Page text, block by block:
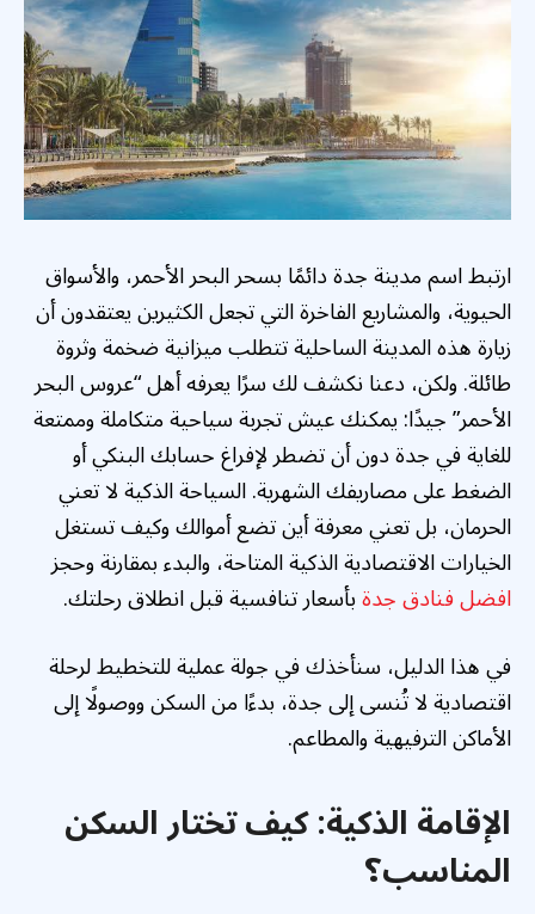
ارتبط اسم مدينة جدة دائمًا بسحر البحر الأحمر، والأسواق
الحيوية، والمشاريع الفاخرة التي تجعل الكثيرين يعتقدون أن
زيارة هذه المدينة الساحلية تتطلب ميزانية ضخمة وثروة
طائلة. ولكن، دعنا نكشف لك سرًا يعرفه أهل “عروس البحر
الأحمر” جيدًا: يمكنك عيش تجربة سياحية متكاملة وممتعة
للغاية في جدة دون أن تضطر لإفراغ حسابك البنكي أو
الضغط على مصاريفك الشهرية. السياحة الذكية لا تعني
الحرمان، بل تعني معرفة أين تضع أموالك وكيف تستغل
الخيارات الاقتصادية الذكية المتاحة، والبدء بمقارنة وحجز
افضل فنادق جدةبأسعار تنافسية قبل انطلاق رحلتك.
في هذا الدليل، سنأخذك في جولة عملية للتخطيط لرحلة
اقتصادية لا تُنسى إلى جدة، بدءًا من السكن ووصولًا إلى
الأماكن الترفيهية والمطاعم.
الإقامة الذكية: كيف تختار السكن
المناسب؟